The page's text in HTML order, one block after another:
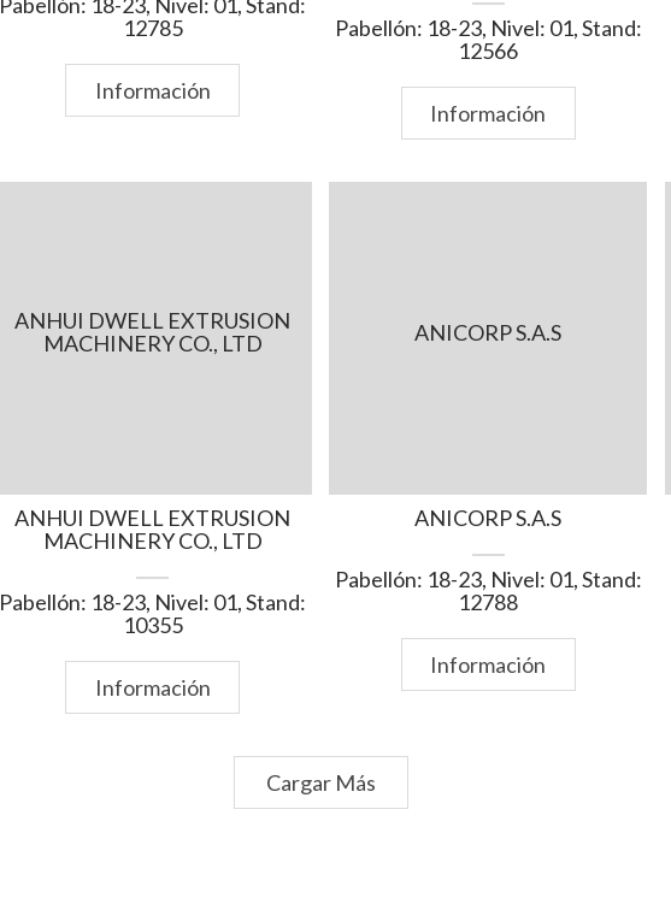
12785
Información
Pabellón: 18-23, Nivel: 01, Stand:
12566
Información
ANHUI DWELL EXTRUSION
MACHINERY CO., LTD
ANHUI DWELL EXTRUSION
MACHINERY CO., LTD
Pabellón: 18-23, Nivel: 01, Stand:
10355
Información
ANICORP S.A.S
ANICORP S.A.S
Pabellón: 18-23, Nivel: 01, Stand:
12788
Información
Cargar Más